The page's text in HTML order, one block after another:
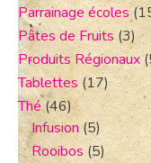
Parrainage écoles
Pâtes de Fruits (3)
Produits Régionaux
Tablettes(17)
Thé (46)
Infusion(5)
Rooibos (5)